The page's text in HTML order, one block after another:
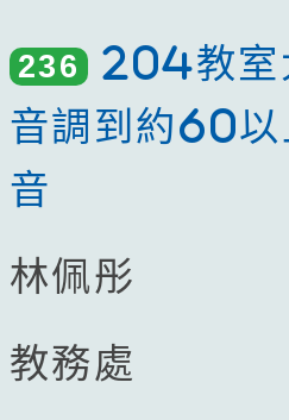
236
204教室
音調到約60以
音
林佩彤
教務處